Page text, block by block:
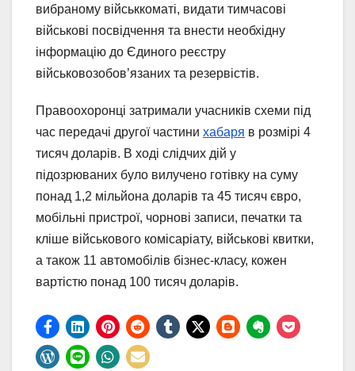
вибраному військкоматі, видати тимчасові
військові посвідчення та внести необхідну
інформацію до Єдиного реєстру
військовозобов’язаних та резервістів.
Правоохоронці затримали учасників схеми під
час передачі другої частини хабаря в розмірі 4
тисяч доларів. В ході слідчих дій у
підозрюваних було вилучено готівку на суму
понад 1,2 мільйона доларів та 45 тисяч євро,
мобільні пристрої, чорнові записи, печатки та
кліше військового комісаріату, військові квитки,
а також 11 автомобілів бізнес-класу, кожен
вартістю понад 100 тисяч доларів.